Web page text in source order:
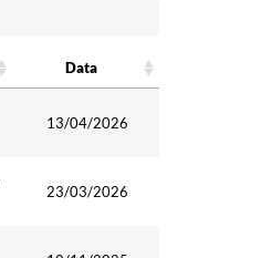
Data
13/04/2026
23/03/2026